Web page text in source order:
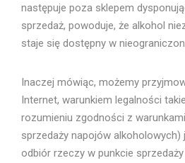
następuje poza sklepem
sprzedaż, powoduje, że alkohol
staje się dostępny w
Inaczej mówiąc, możemy
Internet, warunkiem legalności
rozumieniu zgodności z
sprzedaży napojów alkoholowych)
odbiór rzeczy w punkcie